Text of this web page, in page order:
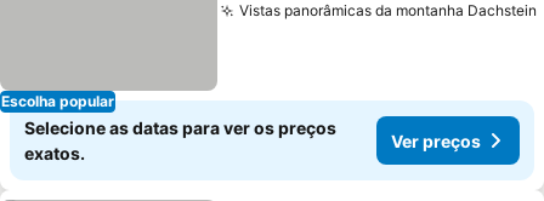
Escolha popular
Vistas panorâmicas da montanha Dachstein
Selecione as datas para ver os preços
exatos.
Ver preços